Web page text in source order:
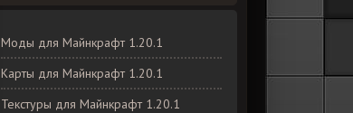
Моды для Майнкрафт 1.20.1
Карты для Майнкрафт 1.20.1
Текстуры для Майнкрафт 1.20.1